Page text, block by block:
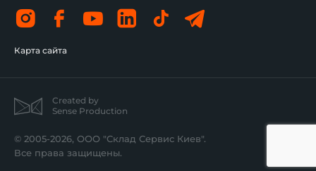
Карта сайта
Created by
Sense Production
© 2005-2026, ООО "Склад Сервис Киев".
Все права защищены.